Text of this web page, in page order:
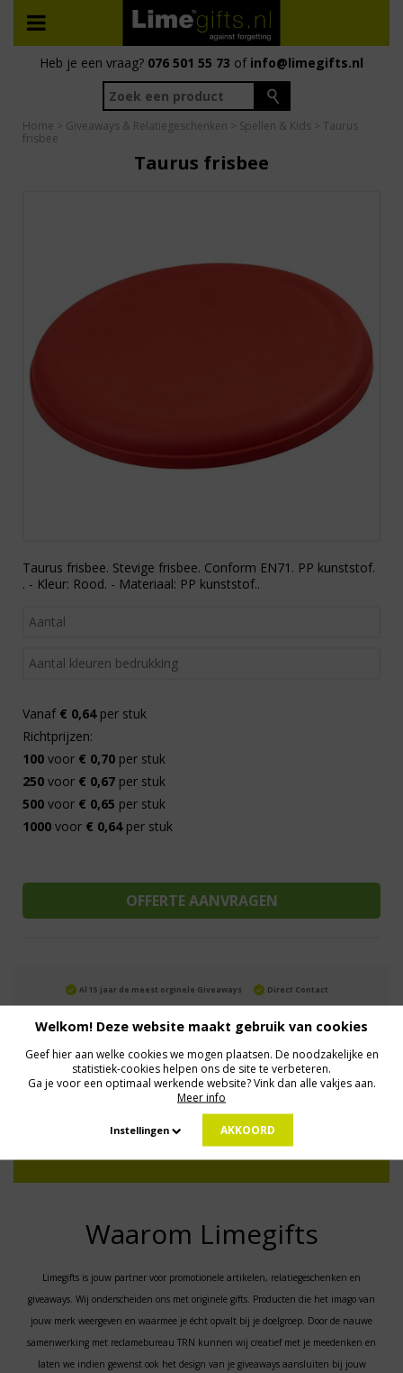
Heb je een vraag? 076 501 55 73 of info@limegifts.nl
Home > Giveaways & Relatiegeschenken > Spellen & Kids > Taurus
frisbee
Taurus frisbee
Taurus frisbee. Stevige frisbee. Conform EN71. PP kunststof.
. - Kleur: Rood. - Materiaal: PP kunststof..
Vanaf € 0,64per stuk
Richtprijzen:
100 voor € 0,70 per stuk
250 voor € 0,67 per stuk
500 voor € 0,65 per stuk
1000 voor € 0,64per stuk
Al 15 jaar de meest orginele Giveaways Direct Contact
MELD JE AAN VOOR ONZE NIEUWSBRIEF
Profiteer van deals en een dosis inspiratie!
Geen zorgen: we gaan veilig met je gegevens om. Dat lees je in onsPrivacybeleid
Waarom Limegifts
Limegifts is jouw partner voor promotionele artikelen, relatiegeschenken en
giveaways. Wij onderscheiden ons met originele gifts. Producten die het imago van
jouw merk weergeven en waarmee je écht opvalt bij je doelgroep. Door de nauwe
samenwerking met reclamebureau TRN kunnen wij creatief met je meedenken en
laten we indien gewenst ook het design van je giveaways aansluiten bij jouw
Welkom! Deze website maakt gebruik van cookies
Geef hier aan welke cookies we mogen plaatsen. De noodzakelijke en
statistiek-cookies helpen ons de site te verbeteren.
Ga je voor een optimaal werkende website? Vink dan alle vakjes aan.
Meer info
Instellingen AKKOORD